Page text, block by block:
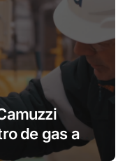
de gas a